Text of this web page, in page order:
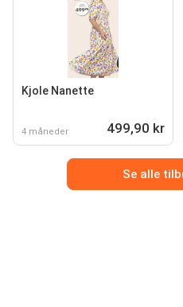
Kjole Nanette
4 måneder 499,90 kr
Se alle